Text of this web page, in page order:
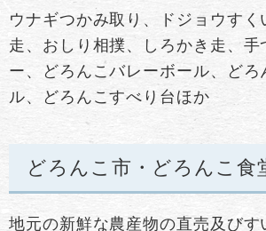
ウナギつかみ取り、ドジョウすく
走、おしり相撲、しろかき走、手
ー、どろんこバレーボール、どろ
ル、どろんこすべり台ほか
どろんこ市・どろんこ食
地元の新鮮な農産物の直売及びす